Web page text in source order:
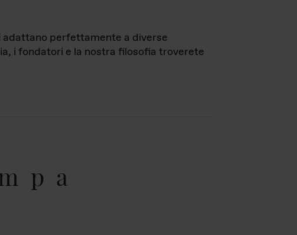
perfettamente a diverse
i fondatori e la nostra filosofia troverete